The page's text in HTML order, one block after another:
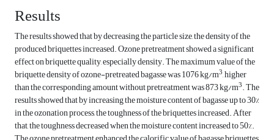
Results
The results showed that by decreasing the particle size, the density of the
produced briquettes increased. Ozone pretreatment showed a significant
effect on briquette quality, especially density. The maximum value of the
briquette density of ozone-pretreated bagasse was 1076 kg/m3, higher
than the corresponding amount without pretreatment was 873 kg/m3. The
results showed that by increasing the moisture content of bagasse up to 30%
in the ozonation process, the toughness of the briquettes increased. After
that, the toughness decreased when the moisture content increased to 50%.